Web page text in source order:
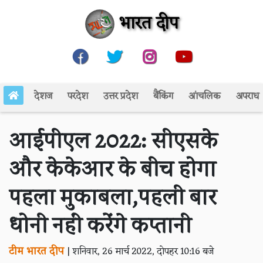
भारत दीप
देशज परदेश उत्तर प्रदेश बैंकिंग आंचलिक अपराध
आईपीएल 2022: सीएसके
और केकेआर के बीच होगा
पहला मुकाबला,पहली बार
धोनी नहीं करेंगे कप्तानी
टीम भारत दीप |शनिवार, 26 मार्च 2022, दोपहर 10:16 बजे